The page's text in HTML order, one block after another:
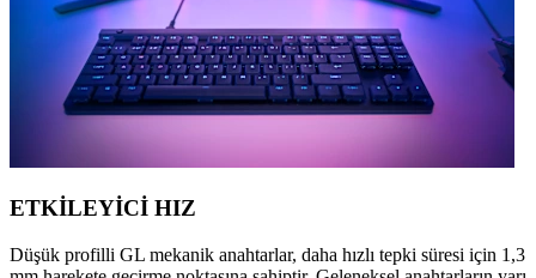
ETKİLEYİCİ HIZ
Düşük profilli GL mekanik anahtarlar, daha hızlı tepki süresi için 1,3